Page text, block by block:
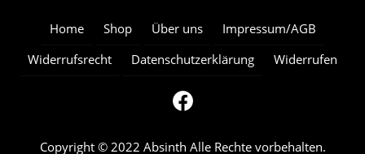
Home Shop Über uns
Impressum/AGB
Widerrufsrecht
Datenschutzerklärung Widerrufen
Copyright © 2022 Absinth Alle Rechte vorbehalten.